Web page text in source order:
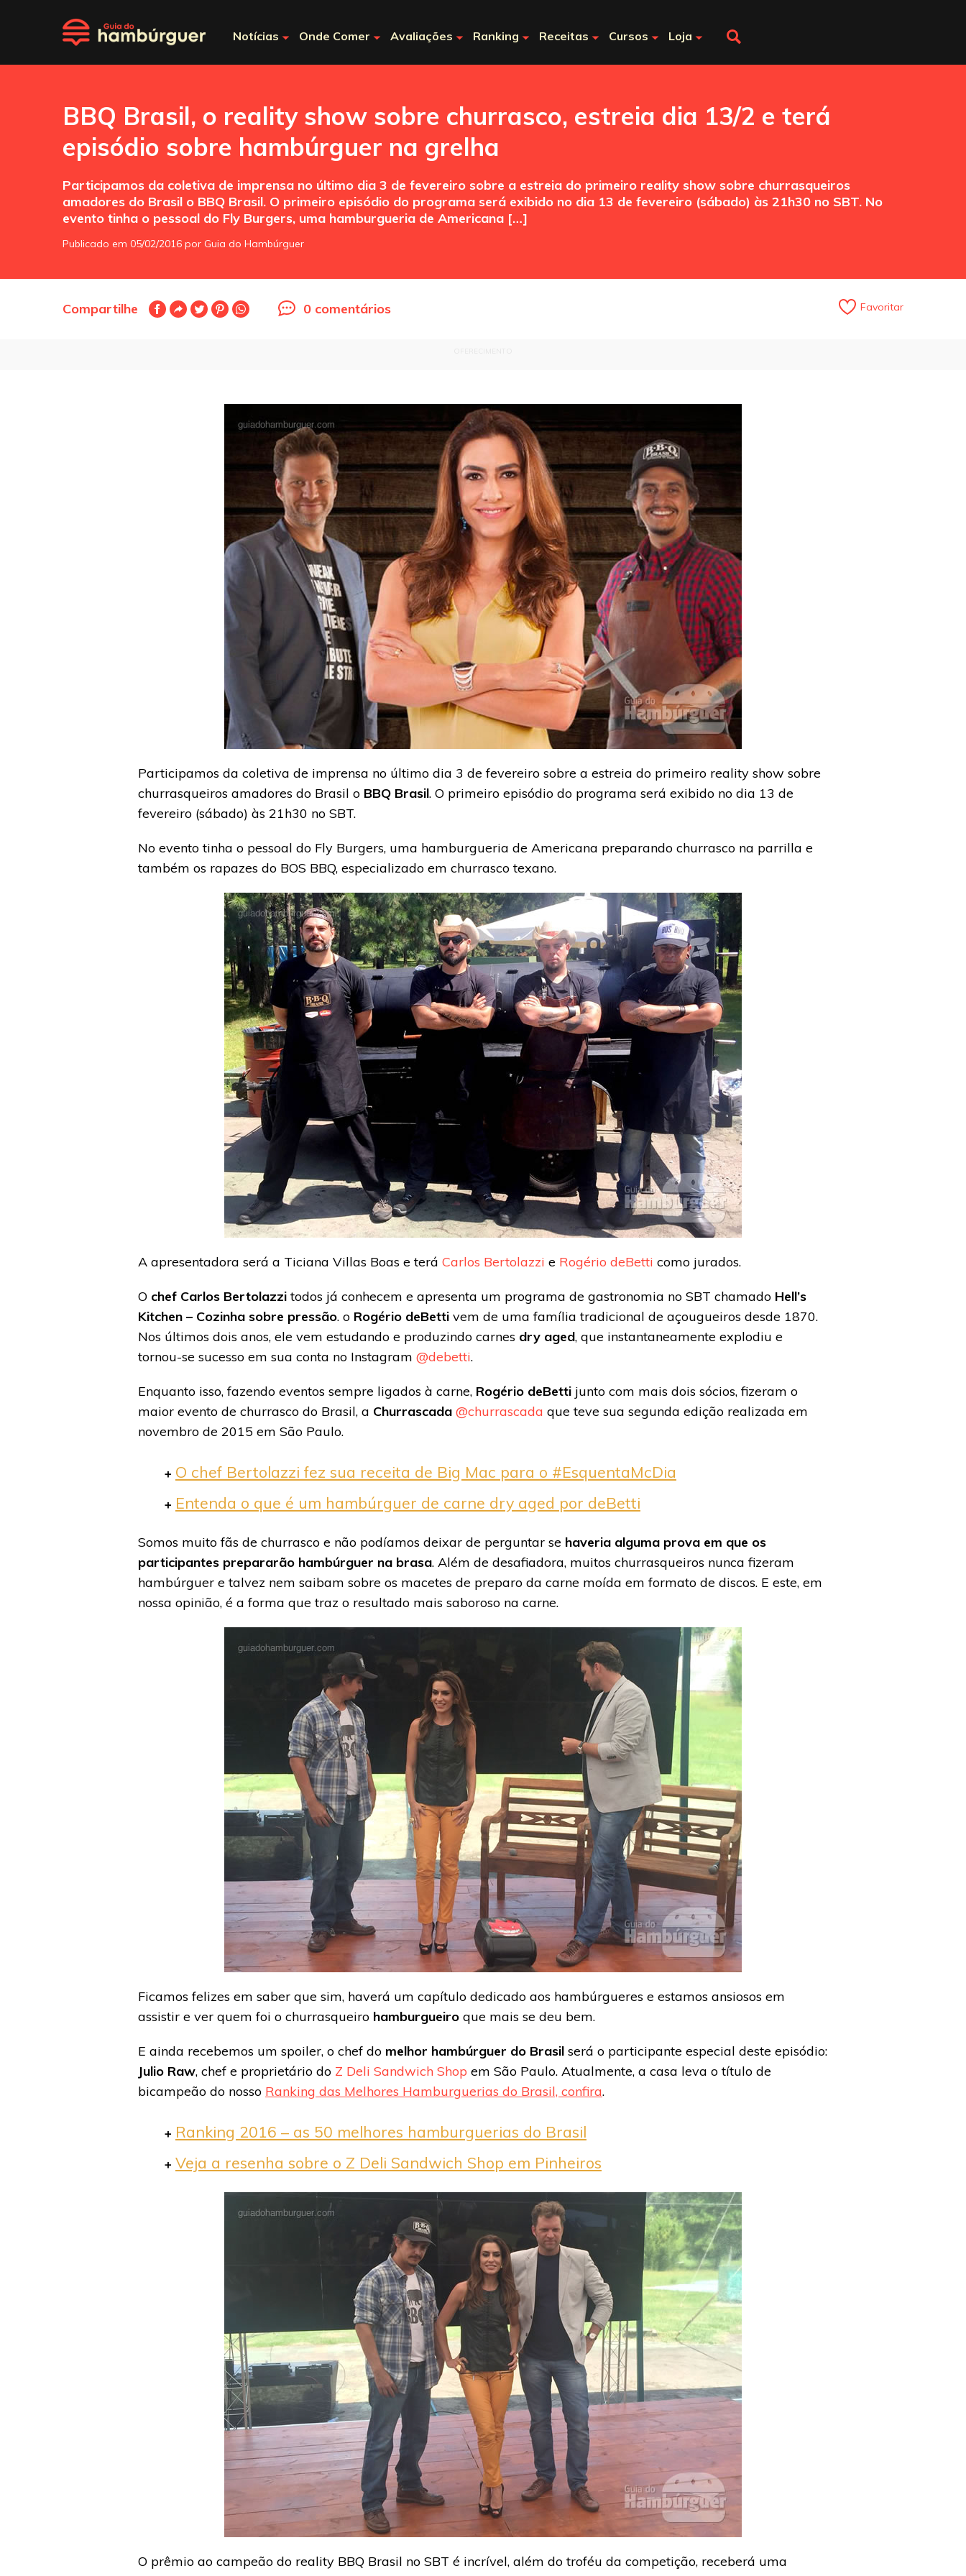
Notícias Onde Comer Avaliações Ranking Receitas Cursos Loja
BBQ Brasil, o reality show sobre churrasco, estreia dia 13/2 e terá
episódio sobre hambúrguer na grelha
Participamos da coletiva de imprensa no último dia 3 de fevereiro sobre a estreia do primeiro reality show sobre churrasqueiros
amadores do Brasil o BBQ Brasil. O primeiro episódio do programa será exibido no dia 13 de fevereiro (sábado) às 21h30 no SBT. No
evento tinha o pessoal do Fly Burgers, uma hamburgueria de Americana […]
Publicado em 05/02/2016 por Guia do Hambúrguer
Compartilhe 0 comentários Favoritar
Participamos da coletiva de imprensa no último dia 3 de fevereiro sobre a estreia do primeiro reality show sobre
churrasqueiros amadores do Brasil o BBQ Brasil. O primeiro episódio do programa será exibido no dia 13 de
fevereiro (sábado) às 21h30 no SBT.
No evento tinha o pessoal do Fly Burgers, uma hamburgueria de Americana preparando churrasco na parrilla e
também os rapazes do BOS BBQ, especializado em churrasco texano.
A apresentadora será a Ticiana Villas Boas e terá Carlos Bertolazzi e Rogério deBetti como jurados.
O chef Carlos Bertolazzitodos já conhecem e apresenta um programa de gastronomia no SBT chamado Hell’s
Kitchen – Cozinha sobre pressão. o Rogério deBetti vem de uma família tradicional de açougueiros desde 1870.
Nos últimos dois anos, ele vem estudando e produzindo carnes dry aged, que instantaneamente explodiu e
tornou-se sucesso em sua conta no Instagram @debetti.
Enquanto isso, fazendo eventos sempre ligados à carne, Rogério deBetti junto com mais dois sócios, fizeram o
maior evento de churrasco do Brasil, a Churrascada @churrascada que teve sua segunda edição realizada em
novembro de 2015 em São Paulo.
+ O chef Bertolazzi fez sua receita de Big Mac para o #EsquentaMcDia
+ Entenda o que é um hambúrguer de carne dry aged por deBetti
Somos muito fãs de churrasco e não podíamos deixar de perguntar se haveria alguma prova em que os
participantes prepararão hambúrguer na brasa. Além de desafiadora, muitos churrasqueiros nunca fizeram
hambúrguer e talvez nem saibam sobre os macetes de preparo da carne moída em formato de discos. E este, em
nossa opinião, é a forma que traz o resultado mais saboroso na carne.
Ficamos felizes em saber que sim, haverá um capítulo dedicado aos hambúrgueres e estamos ansiosos em
assistir e ver quem foi o churrasqueiro hamburgueiro que mais se deu bem.
E ainda recebemos um spoiler, o chef do melhor hambúrguer do Brasil será o participante especial deste episódio:
Julio Raw, chef e proprietário do Z Deli Sandwich Shop em São Paulo. Atualmente, a casa leva o título de
bicampeão do nosso Ranking das Melhores Hamburguerias do Brasil, confira.
+ Ranking 2016 – as 50 melhores hamburguerias do Brasil
+ Veja a resenha sobre o Z Deli Sandwich Shop em Pinheiros
O prêmio ao campeão do reality BBQ Brasil no SBT é incrível, além do troféu da competição, receberá uma